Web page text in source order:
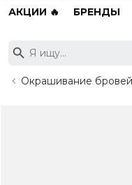
АКЦИИ 🔥 БРЕНДЫ
Окрашивание бровей